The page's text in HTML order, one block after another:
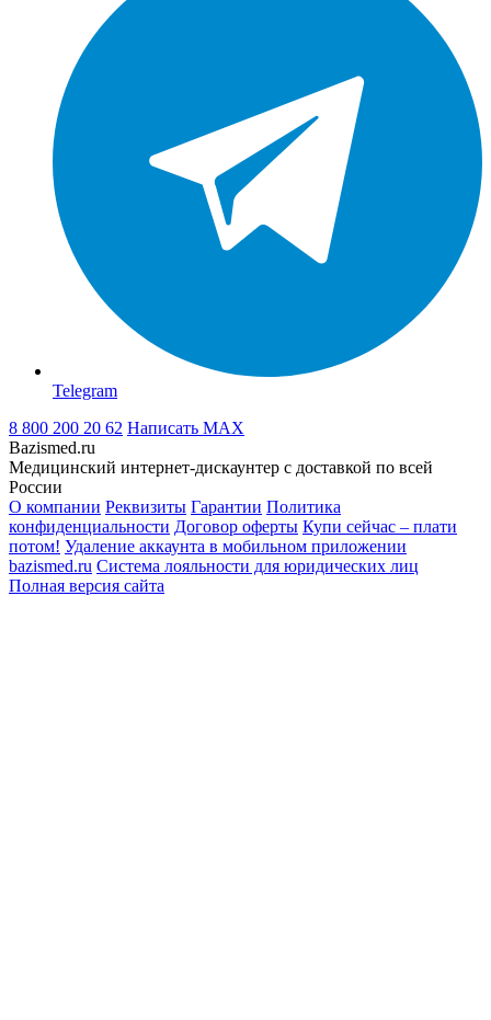
Telegram
8 800 200 20 62 Написать MAX
Bazismed.ru
Медицинский интернет-дискаунтер с доставкой по всей
России
О компании Реквизиты Гарантии Политика
конфиденциальности Договор оферты Купи сейчас – плати
потом! Удаление аккаунта в мобильном приложении
bazismed.ru Система лояльности для юридических лиц
Полная версия сайта